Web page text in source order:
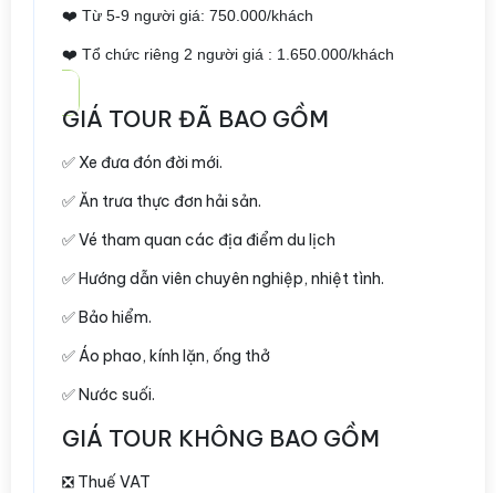
❤️ Từ 5-9 người giá: 750.000/khách
❤️ Tổ chức riêng 2 người giá : 1.650.000/khách
GIÁ TOUR ĐÃ BAO GỒM
✅ Xe đưa đón đời mới.
✅ Ăn trưa thực đơn hải sản.
✅ Vé tham quan các địa điểm du lịch
✅ Hướng dẫn viên chuyên nghiệp, nhiệt tình.
✅ Bảo hiểm.
✅ Áo phao, kính lặn, ống thở
✅ Nước suối.
GIÁ TOUR KHÔNG BAO GỒM
❎ Thuế VAT